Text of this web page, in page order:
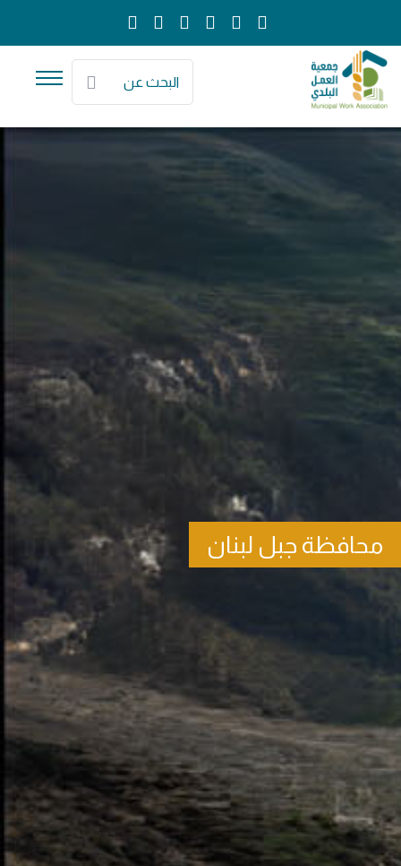
البحث عن
محافظة جبل لبنان